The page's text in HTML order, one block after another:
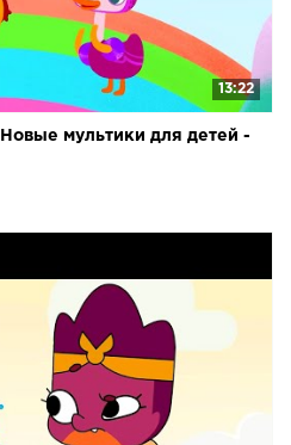
13:22
мультики для детей -